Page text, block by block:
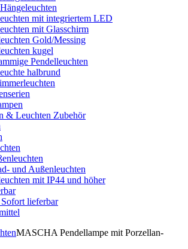
mit integriertem LED
mit Glasschirm
Gold/Messing
kugel
Pendelleuchten
halbrund
& Leuchten Zubehör
und Außenleuchten
mit IP44 und höher
lieferbar
MASCHA Pendellampe mit Porzellan-